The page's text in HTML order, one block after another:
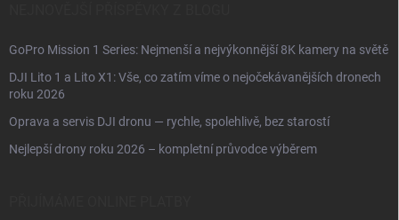
GoPro Mission 1 Series: Nejmenší a nejvýkonnější 8K kamery na světě
DJI Lito 1 a Lito X1: Vše, co zatím víme o nejočekávanějších dronech
roku 2026
Oprava a servis DJI dronu — rychle, spolehlivě, bez starostí
Nejlepší drony roku 2026 – kompletní průvodce výběrem